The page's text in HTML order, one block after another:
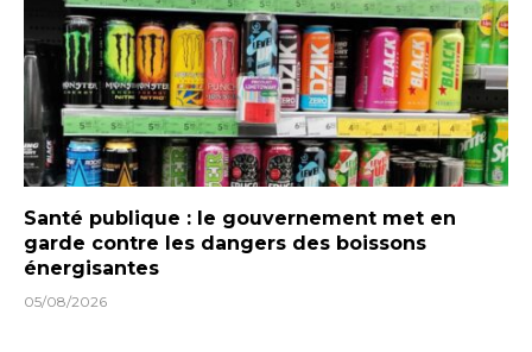
Santé publique : le gouvernement met en
garde contre les dangers des boissons
énergisantes
05/08/2026